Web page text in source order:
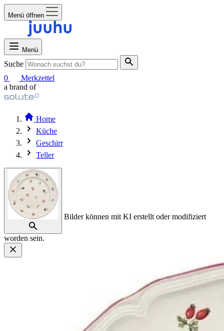
Menü öffnen
Menü
Suche
0
Merkzettel
a brand of
Home
Küche
Geschirr
Teller
Bilder können mit KI erstellt oder modifiziert
worden sein.